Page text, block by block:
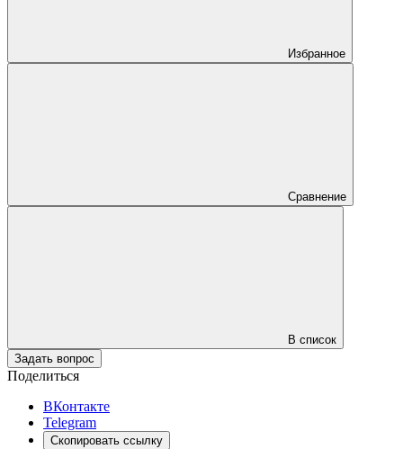
Избранное
Сравнение
В список
Задать вопрос
Поделиться
ВКонтакте
Telegram
Скопировать ссылку